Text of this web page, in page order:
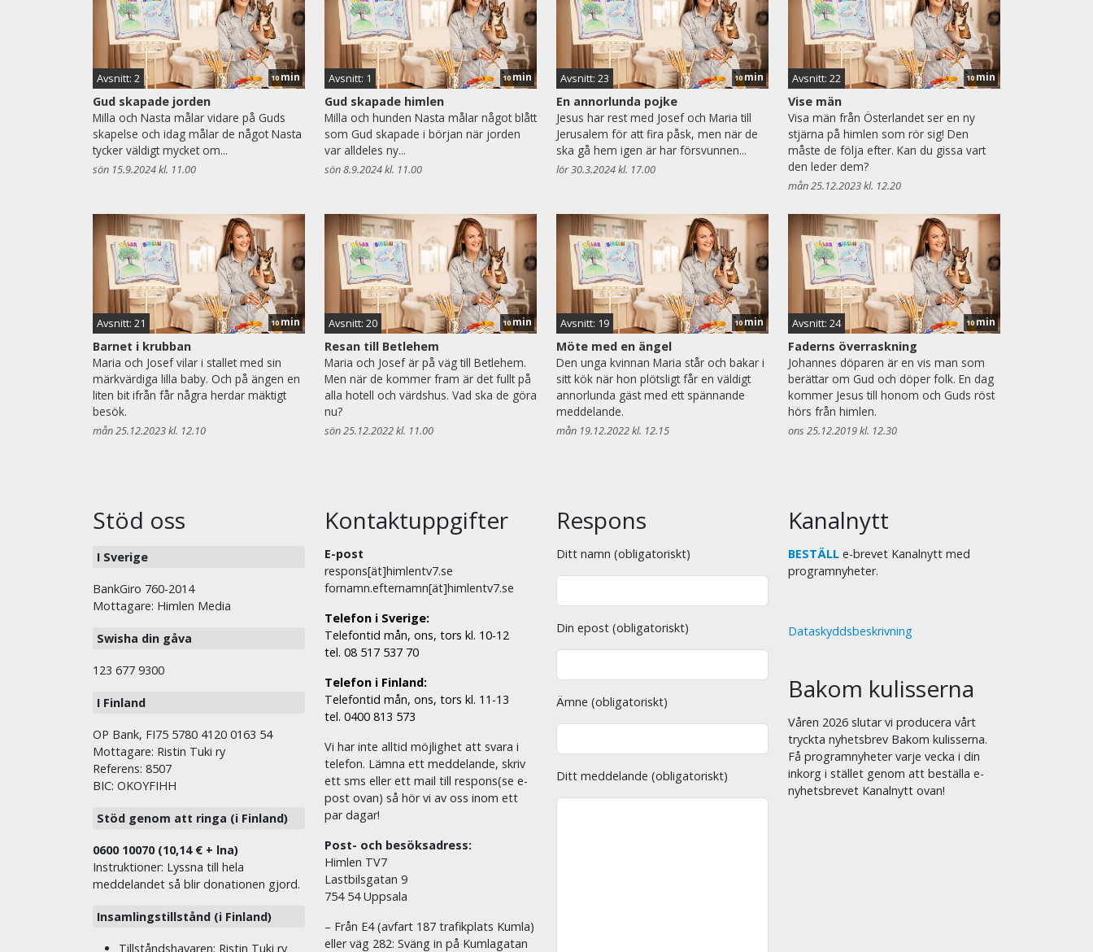
Avsnitt: 2 10min
Gud skapade jorden
Milla och Nasta målar vidare på Guds
skapelse och idag målar de något Nasta
tycker väldigt mycket om...
sön 15.9.2024 kl. 11.00
Avsnitt: 1 10min
Gud skapade himlen
Milla och hunden Nasta målar något blått
som Gud skapade i början när jorden
var alldeles ny...
sön 8.9.2024 kl. 11.00
Avsnitt: 23 10min
En annorlunda pojke
Jesus har rest med Josef och Maria till
Jerusalem för att fira påsk, men när de
ska gå hem igen är har försvunnen...
lör 30.3.2024 kl. 17.00
Avsnitt: 22 10min
Vise män
Visa män från Österlandet ser en ny
stjärna på himlen som rör sig! Den
måste de följa efter. Kan du gissa vart
den leder dem?
mån 25.12.2023 kl. 12.20
Avsnitt: 21 10min
Barnet i krubban
Maria och Josef vilar i stallet med sin
märkvärdiga lilla baby. Och på ängen en
liten bit ifrån får några herdar mäktigt
besök.
mån 25.12.2023 kl. 12.10
Avsnitt: 20 10min
Resan till Betlehem
Maria och Josef är på väg till Betlehem.
Men när de kommer fram är det fullt på
alla hotell och värdshus. Vad ska de göra
nu?
sön 25.12.2022 kl. 11.00
Avsnitt: 19 10min
Möte med en ängel
Den unga kvinnan Maria står och bakar i
sitt kök när hon plötsligt får en väldigt
annorlunda gäst med ett spännande
meddelande.
mån 19.12.2022 kl. 12.15
Avsnitt: 24 10min
Faderns överraskning
Johannes döparen är en vis man som
berättar om Gud och döper folk. En dag
kommer Jesus till honom och Guds röst
hörs från himlen.
ons 25.12.2019 kl. 12.30
Stöd oss
I Sverige
BankGiro 760-2014
Mottagare: Himlen Media
Swisha din gåva
123 677 9300
I Finland
OP Bank, FI75 5780 4120 0163 54
Mottagare: Ristin Tuki ry
Referens: 8507
BIC: OKOYFIHH
Stöd genom att ringa (i Finland)
0600 10070 (10,14 € + lna)
Instruktioner: Lyssna till hela
meddelandet så blir donationen gjord.
Insamlingstillstånd (i Finland)
Tillståndshavaren: Ristin Tuki ry
Kontaktuppgifter
E-post
respons[ät]himlentv7.se
fornamn.efternamn[ät]himlentv7.se
Telefon i Sverige:
Telefontid mån, ons, tors kl. 10-12
tel. 08 517 537 70
Telefon i Finland:
Telefontid mån, ons, tors kl. 11-13
tel. 0400 813 573
Vi har inte alltid möjlighet att svara i
telefon. Lämna ett meddelande, skriv
ett sms eller ett mail till respons(se e-
post ovan) så hör vi av oss inom ett
par dagar!
Post- och besöksadress:
Himlen TV7
Lastbilsgatan 9
754 54 Uppsala
– Från E4 (avfart 187 trafikplats Kumla)
eller väg 282: Sväng in på Kumlagatan
Respons
Ditt namn (obligatoriskt)
Din epost (obligatoriskt)
Ämne (obligatoriskt)
Ditt meddelande (obligatoriskt)
Kanalnytt
BESTÄLL e-brevet Kanalnytt med
programnyheter.
Dataskyddsbeskrivning
Bakom kulisserna
Våren 2026 slutar vi producera vårt
tryckta nyhetsbrev Bakom kulisserna.
Få programnyheter varje vecka i din
inkorg i stället genom att beställa e-
nyhetsbrevet Kanalnytt ovan!